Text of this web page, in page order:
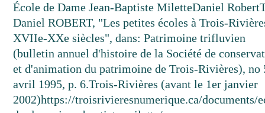
École de Dame Jean-Baptiste MiletteDaniel Robert
Daniel ROBERT, "Les petites écoles à Trois-
XVIIe-XXe siècles", dans: Patrimoine trifluvien
(bulletin annuel d'histoire de la Société de
et d'animation du patrimoine de Trois-Rivières), no
avril 1995, p. 6.Trois-Rivières (avant le 1er janvier
2002)https://troisrivieresnumerique.ca/documents/